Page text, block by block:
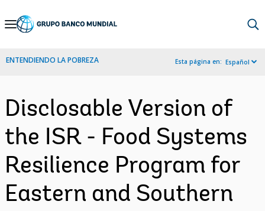
Skip
Navigation
ENTENDIENDO LA POBREZA Esta página en: Español
Disclosable Version of
the ISR - Food Systems
Resilience Program for
Eastern and Southern